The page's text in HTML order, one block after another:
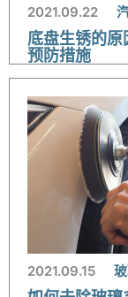
2021.09.22
底盘生锈的原
预防措施
2021.09.15